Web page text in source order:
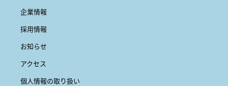
企業情報
採用情報
お知らせ
アクセス
個人情報の取り扱い